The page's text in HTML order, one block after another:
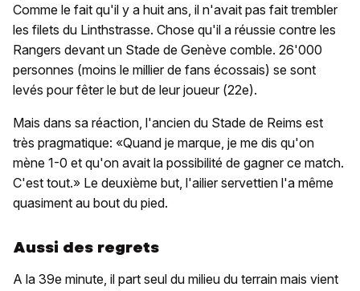
Comme le fait qu'il y a huit ans, il n'avait pas fait trembler
les filets du Linthstrasse. Chose qu'il a réussie contre les
Rangers devant un Stade de Genève comble. 26'000
personnes (moins le millier de fans écossais) se sont
levés pour fêter le but de leur joueur (22e).
Mais dans sa réaction, l'ancien du Stade de Reims est
très pragmatique: «Quand je marque, je me dis qu'on
mène 1-0 et qu'on avait la possibilité de gagner ce match.
C'est tout.» Le deuxième but, l'ailier servettien l'a même
quasiment au bout du pied.
Aussi des regrets
A la 39e minute, il part seul du milieu du terrain mais vient